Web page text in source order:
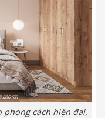
phong cách hiện đại,